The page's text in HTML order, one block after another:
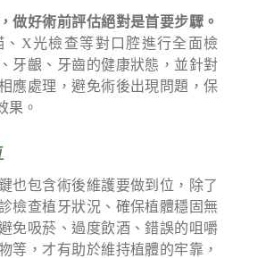
做好術前評估絕對是首要步驟。
、X光檢查等對口腔進行全面檢
牙齦、牙齒的健康狀態，並針對
應處理，避免術後出現問題，保
果。
也包含術後維護要做到位，除了
檢查植牙狀況、確保植體穩固無
免吸菸、過度飲酒、錯誤的咀嚼
等，才有助於維持植體的牢靠，